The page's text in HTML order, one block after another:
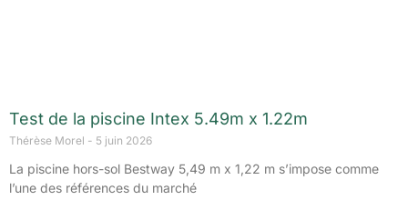
Test de la piscine Intex 5.49m x 1.22m
Thérèse Morel 5 juin 2026
La piscine hors-sol Bestway 5,49 m x 1,22 m s’impose comme
l’une des références du marché